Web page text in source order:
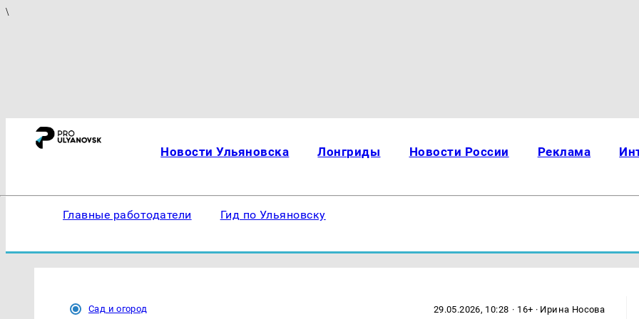
\
Новости Ульяновска Лонгриды Новости России Реклама
Главные работодатели Гид по Ульяновску
Сад и огород 29.05.2026, 10:28 · 16+ · Ирина Носова